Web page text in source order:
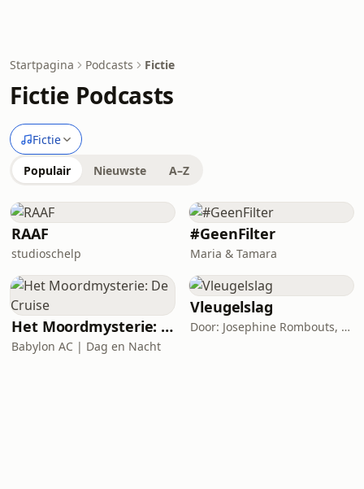
Startpagina Podcasts Fictie
Fictie Podcasts
Fictie
Populair Nieuwste A–Z
RAAF
studioschelp
#GeenFilter
Maria & Tamara
Het Moordmysterie: De Cruise
Babylon AC | Dag en Nacht
Vleugelslag
Door: Josephine Rombouts, Leonard Ornstein, Larissa Pans, Cees Hartman